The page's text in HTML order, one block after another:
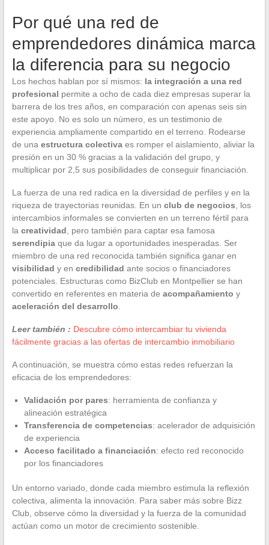
Por qué una red de
emprendedores dinámica marca
la diferencia para su negocio
Los hechos hablan por sí mismos: la integración a una red
profesional permite a ocho de cada diez empresas superar la
barrera de los tres años, en comparación con apenas seis sin
este apoyo. No es solo un número, es un testimonio de
experiencia ampliamente compartido en el terreno. Rodearse
de una estructura colectivaes romper el aislamiento, aliviar la
presión en un 30 % gracias a la validación del grupo, y
multiplicar por 2,5 sus posibilidades de conseguir financiación.
La fuerza de una red radica en la diversidad de perfiles y en la
riqueza de trayectorias reunidas. En un club de negocios , los
intercambios informales se convierten en un terreno fértil para
la creatividad , pero también para captar esa famosa
serendipiaque da lugar a oportunidades inesperadas. Ser
miembro de una red reconocida también significa ganar en
visibilidad y en credibilidad ante socios o financiadores
potenciales. Estructuras como BizClub en Montpellier se han
convertido en referentes en materia de acompañamiento y
aceleración del desarrollo
Leer también : Descubre cómo intercambiar tu vivienda
fácilmente gracias a las ofertas de intercambio inmobiliario
A continuación, se muestra cómo estas redes refuerzan la
eficacia de los emprendedores:
Validación por pares: herramienta de confianza y
alineación estratégica
Transferencia de competencias: acelerador de adquisición
de experiencia
Acceso facilitado a financiación: efecto red reconocido
por los financiadores
Un entorno variado, donde cada miembro estimula la reflexión
colectiva, alimenta la innovación. Para saber más sobre Bizz
Club, observe cómo la diversidad y la fuerza de la comunidad
actúan como un motor de crecimiento sostenible.